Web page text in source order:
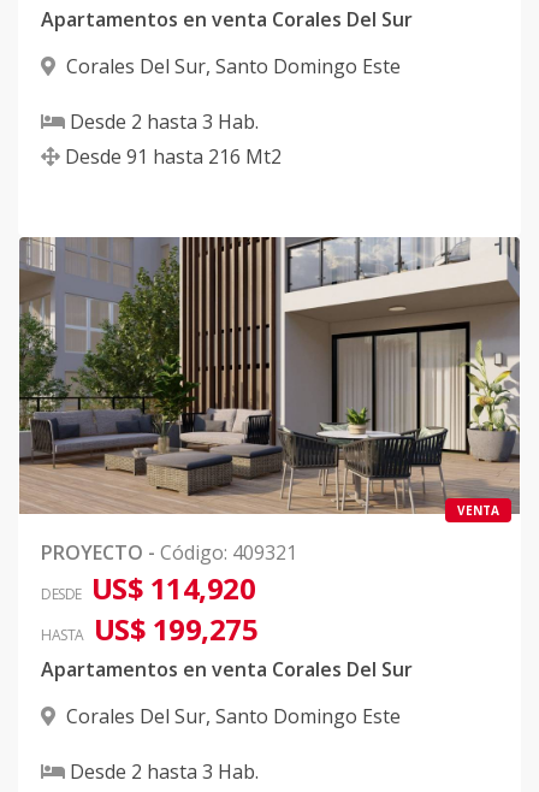
Apartamentos en venta Corales Del Sur
Corales Del Sur, Santo Domingo Este
Desde 2 hasta 3 Hab.
Desde 91 hasta 216 Mt2
VENTA
PROYECTO - Código: 409321
DESDE US$ 114,920
HASTA US$ 199,275
Apartamentos en venta Corales Del Sur
Corales Del Sur, Santo Domingo Este
Desde 2 hasta 3 Hab.